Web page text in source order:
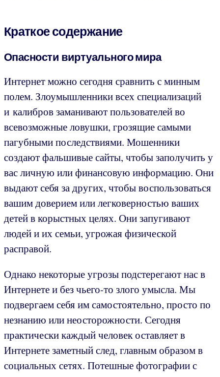
Краткое содержание
Опасности виртуального мира
Интернет можно сегодня сравнить с минным
полем. Злоумышленники всех специализаций
и калибров заманивают пользователей во
всевозможные ловушки, грозящие самыми
пагубными последствиями. Мошенники
создают фальшивые сайты, чтобы заполучить у
вас личную или финансовую информацию. Они
выдают себя за других, чтобы воспользоваться
вашим доверием или легковерностью ваших
детей в корыстных целях. Они запугивают
людей и их семьи, угрожая физической
расправой.
Однако некоторые угрозы подстерегают нас в
Интернете и без чьего-то злого умысла. Мы
подвергаем себя им самостоятельно, просто по
незнанию или неосторожности. Сегодня
практически каждый человек оставляет в
Интернете заметный след, главным образом в
социальных сетях. Потешные фотографии с